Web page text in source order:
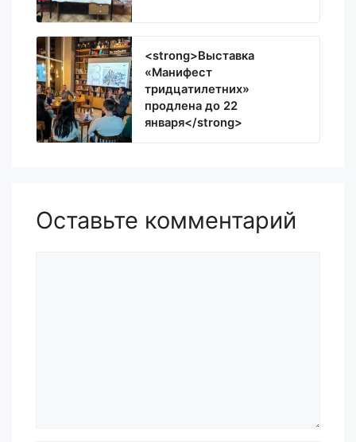
<strong>Выставка
«Манифест
тридцатилетних»
продлена до 22
января</strong>
Оставьте комментарий